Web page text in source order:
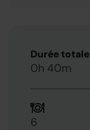
Durée totale
0h 40m
6